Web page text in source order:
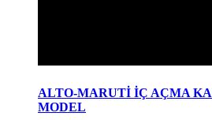
ALTO-MARUTİ İÇ AÇMA
MODEL